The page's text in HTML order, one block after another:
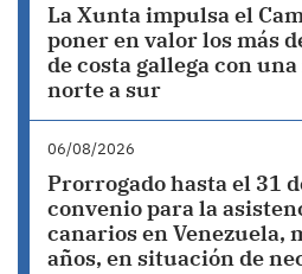
La Xunta impulsa el
poner en valor los más
de costa gallega con
norte a sur
06/08/2026
Prorrogado hasta el 31
convenio para la
canarios en Venezuela,
años, en situación de